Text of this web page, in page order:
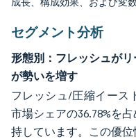
成長、構成効果、および変
セグメント分析
形態別：フレッシュが
が勢いを増す
フレッシュ/圧縮イース
市場シェアの36.78%を
持しています。この優